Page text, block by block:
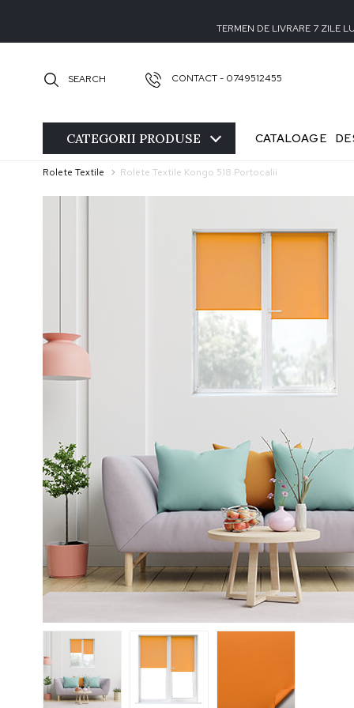
TERMEN DE LIVRARE 7 ZILE
SEARCH CONTACT - 0749512455
CATEGORII PRODUSE CATALOAGE
Rolete Textile Rolete Textile Kongo 518 Portocalii